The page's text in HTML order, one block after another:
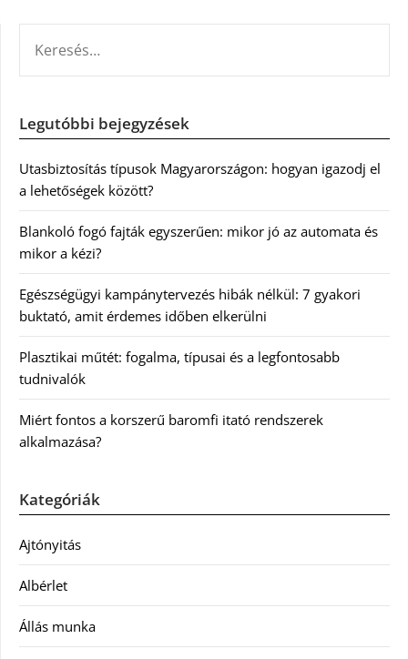
Legutóbbi bejegyzések
Utasbiztosítás típusok Magyarországon: hogyan igazodj el
a lehetőségek között?
Blankoló fogó fajták egyszerűen: mikor jó az automata és
mikor a kézi?
Egészségügyi kampánytervezés hibák nélkül: 7 gyakori
buktató, amit érdemes időben elkerülni
Plasztikai műtét: fogalma, típusai és a legfontosabb
tudnivalók
Miért fontos a korszerű baromfi itató rendszerek
alkalmazása?
Kategóriák
Ajtónyitás
Albérlet
Állás munka